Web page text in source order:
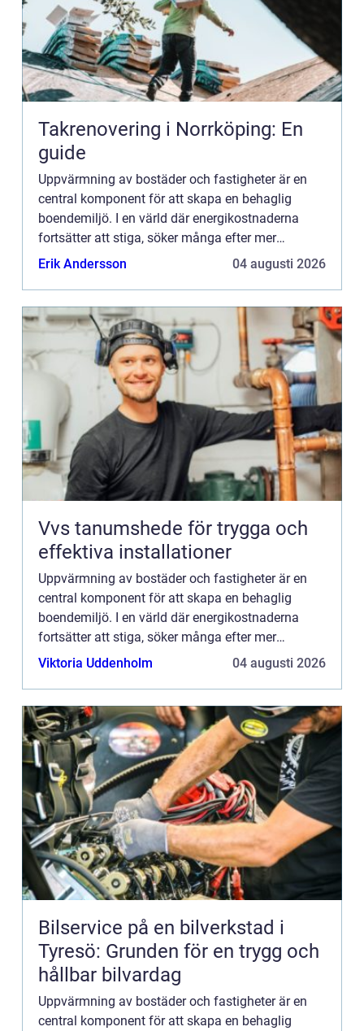
Takrenovering i Norrköping: En
guide
Uppvärmning av bostäder och fastigheter är en
central komponent för att skapa en behaglig
boendemiljö. I en värld där energikostnaderna
fortsätter att stiga, söker många efter mer
kostnadseffektiva o...
Erik Andersson 04 augusti 2026
Vvs tanumshede för trygga och
effektiva installationer
Uppvärmning av bostäder och fastigheter är en
central komponent för att skapa en behaglig
boendemiljö. I en värld där energikostnaderna
fortsätter att stiga, söker många efter mer
kostnadseffektiva o...
Viktoria Uddenholm 04 augusti 2026
Bilservice på en bilverkstad i
Tyresö: Grunden för en trygg och
hållbar bilvardag
Uppvärmning av bostäder och fastigheter är en
central komponent för att skapa en behaglig